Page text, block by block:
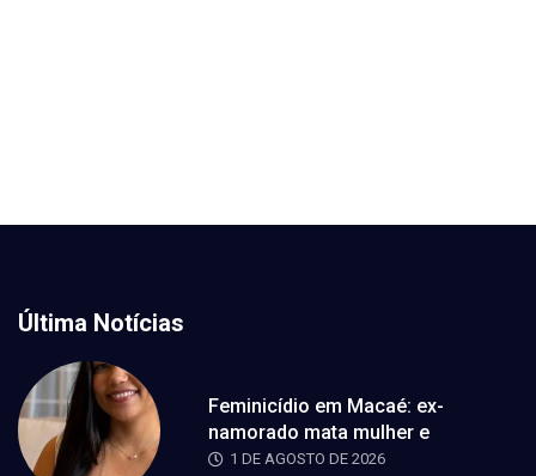
Última Notícias
Feminicídio em Macaé: ex-
namorado mata mulher e
1 DE AGOSTO DE 2026